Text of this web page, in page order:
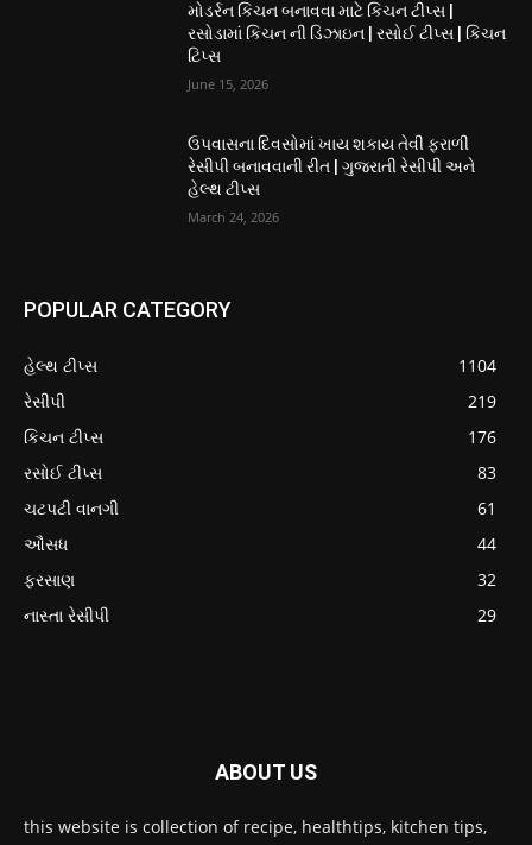
મોડર્રન કિચન બનાવવા માટે કિચન ટીપ્સ |
રસોડામાં કિચન ની ડિઝાઇન | રસોઈ ટીપ્સ | કિચન
ટિપ્સ
June 15, 2026
ઉપવાસના દિવસોમાં ખાય શકાય તેવી ફરાળી
રેસીપી બનાવવાની રીત | ગુજરાતી રેસીપી અને
હેલ્થ ટીપ્સ
March 24, 2026
POPULAR CATEGORY
હેલ્થ ટીપ્સ
1104
રેસીપી
219
કિચન ટીપ્સ
176
રસોઈ ટીપ્સ
83
ચટપટી વાનગી
61
ઔસધ
44
ફરસાણ
32
નાસ્તા રેસીપી
29
ABOUT US
this website is collection of recipe, healthtips, kitchen tips,